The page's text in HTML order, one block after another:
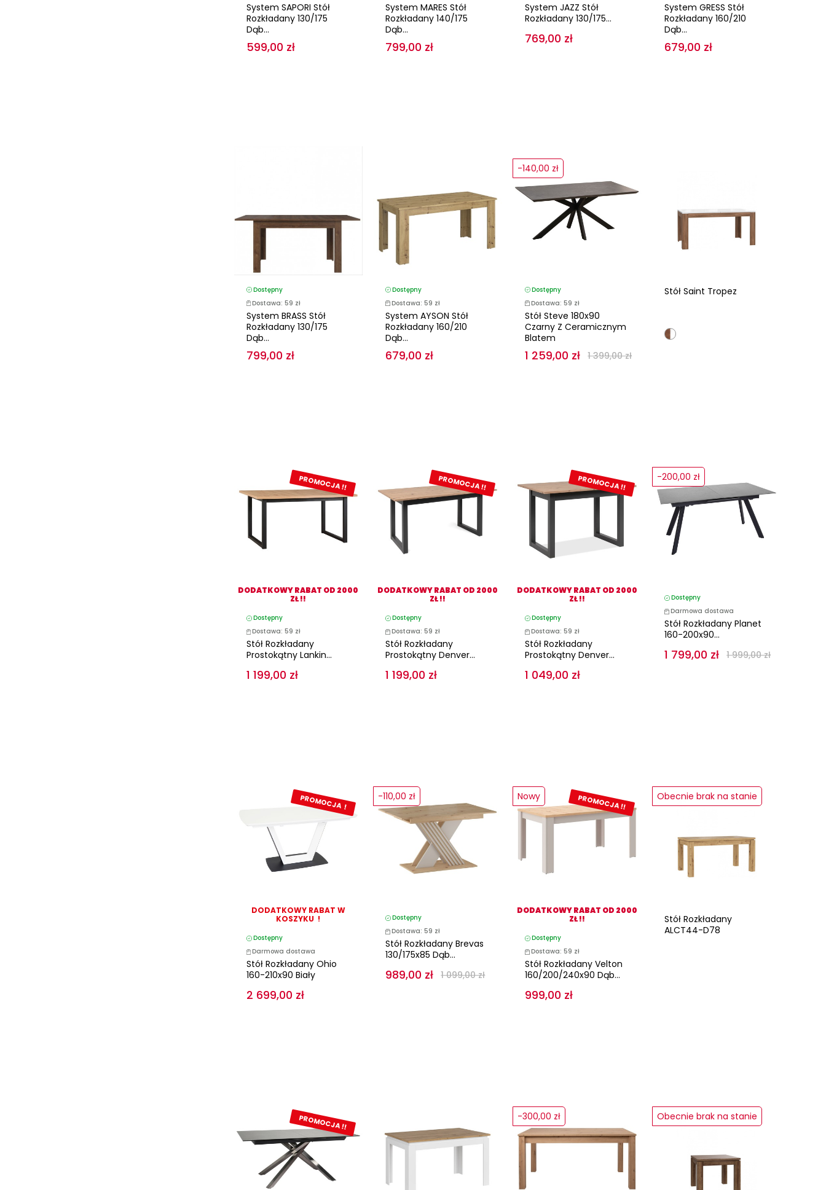
System SAPORI Stół
Rozkładany 130/175
Dąb...
599,00 zł
System MARES Stół
Rozkładany 140/175
Dąb...
799,00 zł
System JAZZ Stół
Rozkładany 130/175...
769,00 zł
System GRESS Stół
Rozkładany 160/210
Dąb...
679,00 zł
Dostępny
Dostawa: 59 zł
System BRASS Stół
Rozkładany 130/175
Dąb...
799,00 zł
Dostępny
Dostawa: 59 zł
System AYSON Stół
Rozkładany 160/210
Dąb...
679,00 zł
Dostępny
Dostawa: 59 zł
Stół Steve 180x90
Czarny Z Ceramicznym
Blatem
1 259,00 zł 1 399,00 zł
-140,00 zł
Stół Saint Tropez
PROMOCJA !!
DODATKOWY RABAT OD 2000
ZŁ !!
Dostępny
Dostawa: 59 zł
Stół Rozkładany
Prostokątny Lankin...
1 199,00 zł
PROMOCJA !!
DODATKOWY RABAT OD 2000
ZŁ !!
Dostępny
Dostawa: 59 zł
Stół Rozkładany
Prostokątny Denver...
1 199,00 zł
PROMOCJA !!
DODATKOWY RABAT OD 2000
ZŁ !!
Dostępny
Dostawa: 59 zł
Stół Rozkładany
Prostokątny Denver...
1 049,00 zł
Dostępny
Darmowa dostawa
Stół Rozkładany Planet
160-200x90...
1 799,00 zł 1 999,00 zł
-200,00 zł
PROMOCJA !
DODATKOWY RABAT W
KOSZYKU !
Dostępny
Darmowa dostawa
Stół Rozkładany Ohio
160-210x90 Biały
2 699,00 zł
Dostępny
Dostawa: 59 zł
Stół Rozkładany Brevas
130/175x85 Dąb...
989,00 zł 1 099,00 zł
-110,00 zł PROMOCJA !!
DODATKOWY RABAT OD 2000
ZŁ !!
Dostępny
Dostawa: 59 zł
Stół Rozkładany Velton
160/200/240x90 Dąb...
999,00 zł
Nowy
Stół Rozkładany
ALCT44-D78
Obecnie brak na stanie
PROMOCJA !! -300,00 zł Obecnie brak na stanie